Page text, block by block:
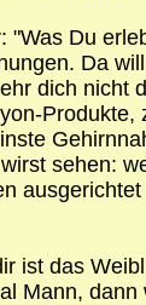
"Was Du
Da
dich nicht
sehen:
ist das
Mann,